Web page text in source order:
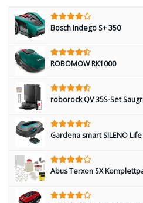
Bosch Indego S+ 350
ROBOMOW RK1000
roborock QV 35S-Set
Gardena smart SILENO
Abus Terxon SX